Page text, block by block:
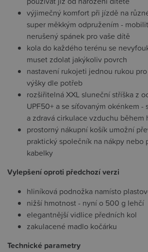
výjimečný komfort při jízdě na
super měkkým odpružením -
nerušený spánek pro vaše dítě
kola do každého terénu se
muset zdolat jakýkoliv povrch
nastavení rukojeti jednou rukou
výšky dle potřeb
rozšiřitelná XXL sluneční stříška z
UPF50+ a se síťovaným okénkem -
a zdravá cirkulace vzduchu během
prostorný nákupní košík umožní
praktický společník na nákpy nebo
kabelky
Vylepšení oproti předchozí verzi
hliníková podnožka namísto
nižší hmotnost - nyní o 500 g lehčí
elegantnější vidlice předních kol
zakulacené madlo kočárku
Technické parametry